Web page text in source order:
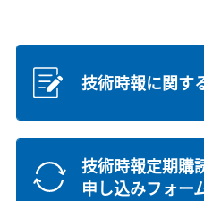
技術時報に関す
技術時報定期購
申し込みフォー